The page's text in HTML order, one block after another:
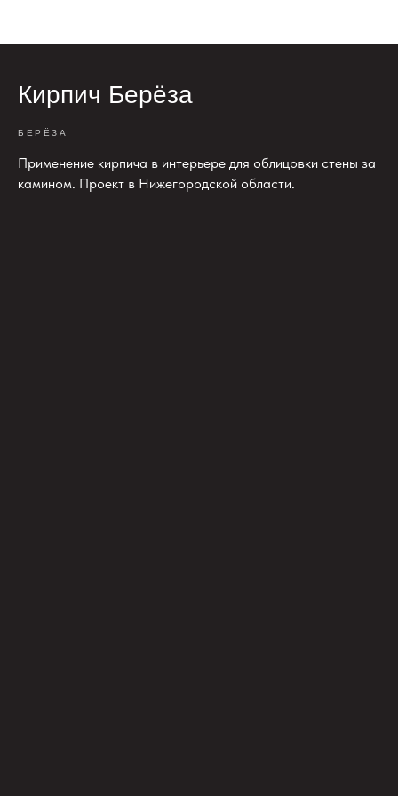
Кирпич Берёза
БЕРЁЗА
Применение кирпича в интерьере для облицовки стены за
камином. Проект в Нижегородской области.